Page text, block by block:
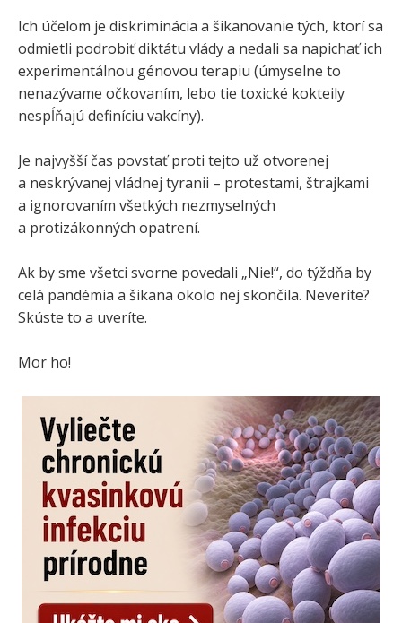
Ich účelom je diskriminácia a šikanovanie tých, ktorí sa
odmietli podrobiť diktátu vlády a nedali sa napichať ich
experimentálnou génovou terapiu (úmyselne to
nenazývame očkovaním, lebo tie toxické kokteily
nespĺňajú definíciu vakcíny).
Je najvyšší čas povstať proti tejto už otvorenej
a neskrývanej vládnej tyranii – protestami, štrajkami
a ignorovaním všetkých nezmyselných
a protizákonných opatrení.
Ak by sme všetci svorne povedali „Nie!“, do týždňa by
celá pandémia a šikana okolo nej skončila. Neveríte?
Skúste to a uveríte.
Mor ho!